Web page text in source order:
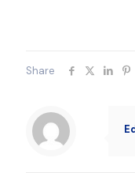
Share